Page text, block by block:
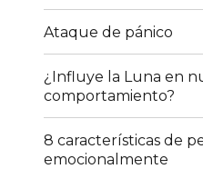
Ataque de pánico
¿Influye la Luna en
comportamiento?
8 características de
emocionalmente